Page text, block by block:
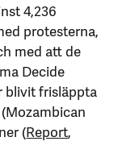
4,236
protesterna,
med att de
Decide
blivit frisläppta
(Report,